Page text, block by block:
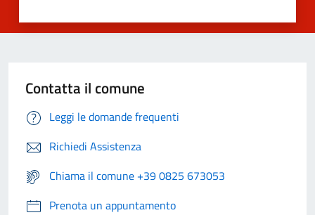
Contatta il comune
Leggi le domande frequenti
Richiedi Assistenza
Chiama il comune +39 0825 673053
Prenota un appuntamento